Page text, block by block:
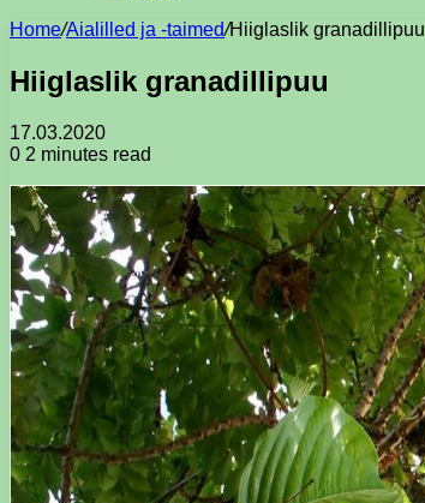
Home/Aialilled ja -taimed/Hiiglaslik granadillipuu
Hiiglaslik granadillipuu
17.03.2020
0 2 minutes read